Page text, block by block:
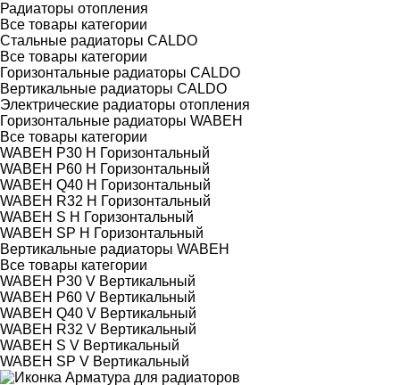
Радиаторы отопления
Все товары категории
Стальные радиаторы CALDO
Все товары категории
Горизонтальные радиаторы CALDO
Вертикальные радиаторы CALDO
Электрические радиаторы отопления
Горизонтальные радиаторы WABEH
Все товары категории
WABEH P30 H Горизонтальный
WABEH P60 H Горизонтальный
WABEH Q40 H Горизонтальный
WABEH R32 H Горизонтальный
WABEH S H Горизонтальный
WABEH SP H Горизонтальный
Вертикальные радиаторы WABEH
Все товары категории
WABEH P30 V Вертикальный
WABEH P60 V Вертикальный
WABEH Q40 V Вертикальный
WABEH R32 V Вертикальный
WABEH S V Вертикальный
WABEH SP V Вертикальный